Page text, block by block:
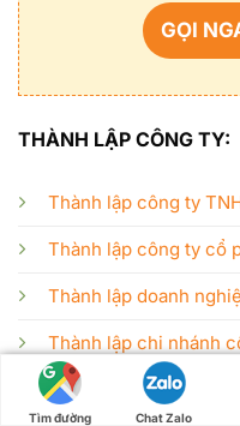
GỌI
THÀNH LẬP CÔNG TY:
Thành lập công ty
Thành lập công ty cổ
Thành lập doanh
Thành lập chi nhánh
Thành lập văn phòng
Tìm đường Chat Zalo